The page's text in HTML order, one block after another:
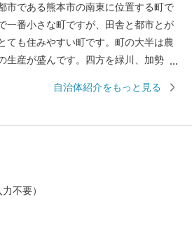
市である熊本市の南東に位置する町で
一番小さな町ですが、田舎と都市とが
ても住みやすい町です。町の大半は農
生産が盛んです。四方を緑川、加勢
な清水を湛え、「平成の名水百選」に
自治体紹介をもっと見る
不要）